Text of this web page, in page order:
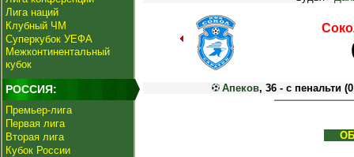
Лига наций
Клубный ЧМ
Суперкубок УЕФА
Межконтинентальный
кубок
РОССИЯ:
Премьер-лига
Первая лига
Вторая лига
Кубок России
Апеков, 36 - с пенальти